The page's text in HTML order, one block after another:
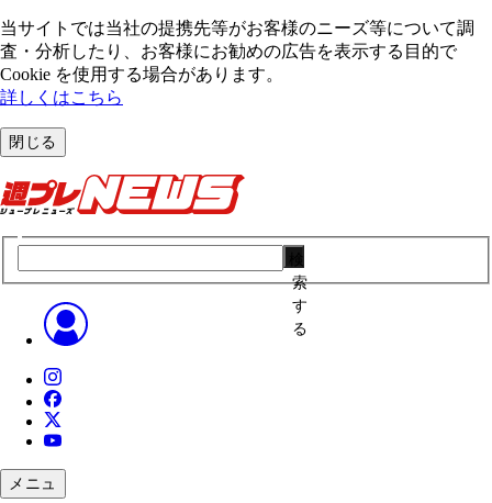
当サイトでは当社の提携先等がお客様のニーズ等について調
査・分析したり、お客様にお勧めの広告を表⽰する⽬的で
Cookie を使⽤する場合があります。
詳しくはこちら
閉じる
索
す
る
メニュ